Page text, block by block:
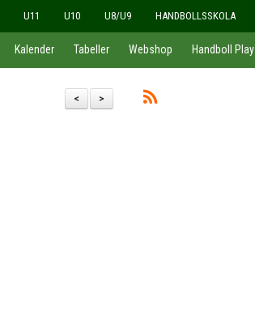
U11 U10 U8/U9 HANDBOLLSSKOLA
Kalender Tabeller Webshop Handboll Play
>
<